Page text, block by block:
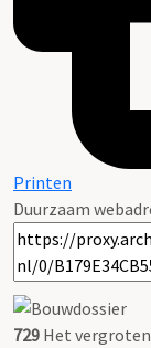
Printen
Duurzaam
729 Het